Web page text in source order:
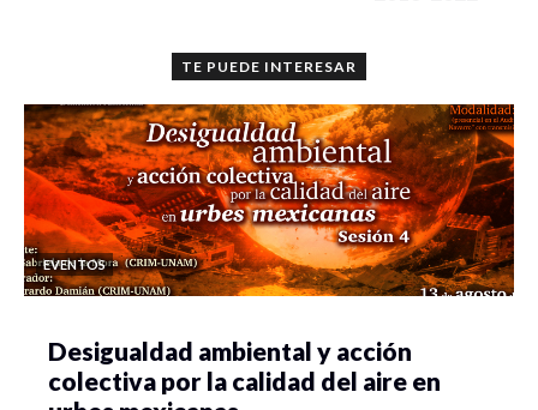
TE PUEDE INTERESAR
EVENTOS
Desigualdad ambiental y acción
colectiva por la calidad del aire en